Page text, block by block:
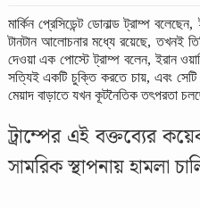
মার্কিন প্রেসিডেন্ট ডোনাল্ড ট্রাম্প
টানটান আলোচনার মধ্যে রয়েছে, তখনই
দেওয়া এক পোস্টে ট্রাম্প বলেন, ইরান
সত্যিই একটি চুক্তি করতে চায়, এবং সেটি
মেয়াদ বাড়াতে যখন কূটনৈতিক তৎপরতা
ট্রাম্পের এই বক্তব্যের
সামরিক স্থাপনায় হামলা